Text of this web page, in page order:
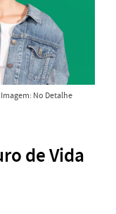
No Detalhe
de Vida